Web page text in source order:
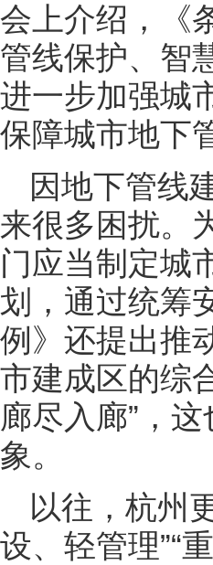
会上介绍，《
管线保护、智
进一步加强城
保障城市地下
因地下管线
来很多困扰。
门应当制定城
划，通过统筹
例》还提出推
市建成区的综
廊尽入廊”，
象。
以往，杭州
设、轻管理”“